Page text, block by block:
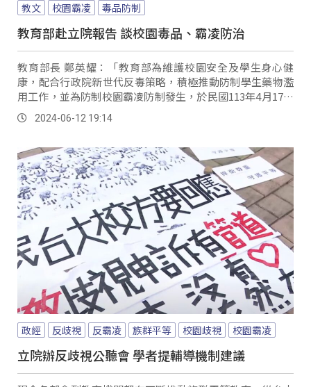
教文 校園霸凌 毒品防制
教育部赴立院報告 談校園毒品、霸凌防治
教育部長 鄭英耀：「教育部為維護校園安全及學生身心健
康，配合行政院新世代反毒策略，積極推動防制學生藥物濫
用工作，並為防制校園霸凌防制發生，於民國113年4月17日
修正，發布校園霸凌防制準則。
2024-06-12 19:14
政經 反歧視 反霸凌 族群平等 校園歧視 校園霸凌
立院辦反歧視公聽會 學者提輔導機制建議